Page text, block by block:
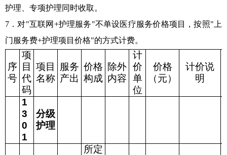
护理、专项护理同时收取。
7．对"互联网+护理服务"不单设医疗服务价格项目，按照"上
门服务费+护理项目价格"的方式计费。
序
号
项
目
代
码
项目
名称
服务
产出
价格
构成
除外
内容
计
价
单
位
价格
（元）
计价说
明
1
3
0
1
分级
护理
所定